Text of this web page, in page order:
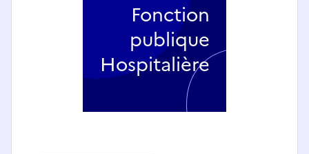
Fonction
publique
Hospitalière